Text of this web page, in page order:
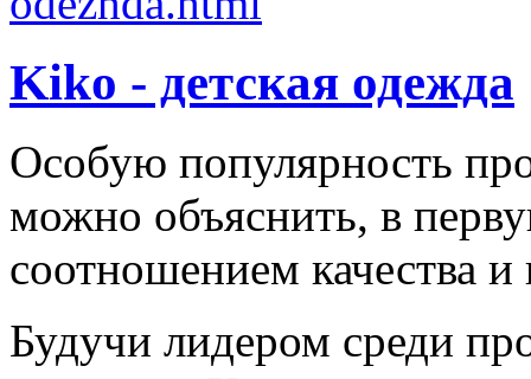
Kiko - детская одежда
Особую популярность
можно объяснить, в
соотношением качества
Будучи лидером среди